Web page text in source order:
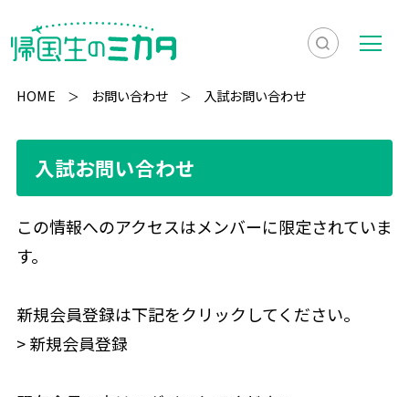
検
表
メ
ー
HOME お問い合わせ 入試お問い合わせ
入試お問い合わせ
この情報へのアクセスはメンバーに限定されていま
す。
新規会員登録は下記をクリックしてください。
>新規会員登録